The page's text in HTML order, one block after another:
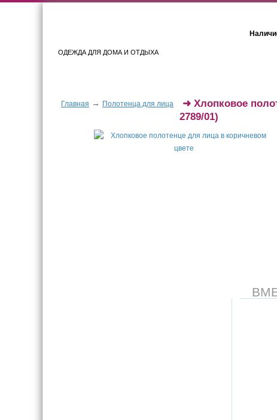
ОДЕЖДА ДЛЯ ДОМА И ОТДЫХА
Главная → Полотенца для лица ➜ Хлопковое
2789/01)